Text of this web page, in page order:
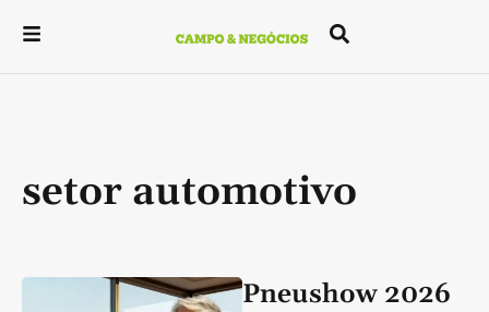
setor automotivo
Pneushow 2026